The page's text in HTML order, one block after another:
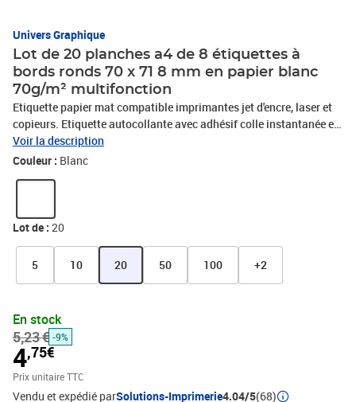
Univers Graphique
Lot de 20 planches a4 de 8 étiquettes à
bords ronds 70 x 71 8 mm en papier blanc
70g/m² multifonction
Etiquette papier mat compatible imprimantes jet d'encre, laser et
copieurs. Etiquette autocollante avec adhésif colle instantanée et
permanente. Trés utile pour toute utilisation bureautique : mailing
-publipostage, timbre, étiquette adresse,étiquette dossier ou pour
découvrir la partie adhésive rapidement.
Voir la description
Couleur : Blanc
Lot de : 20
5 10 20 50 100 +2
En stock
5,23 € -9%
4,75€
Prix unitaire TTC
Vendu et expédié parSolutions-Imprimerie4.04/5(68)